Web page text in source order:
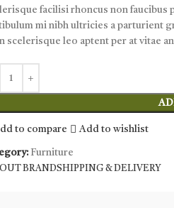
facilisi rhoncus non
mi nibh ultricies a parturient
scelerisque leo aptent per at vitae
to compare Add to wishlist
Furniture
BRANDSHIPPING & DELIVERY